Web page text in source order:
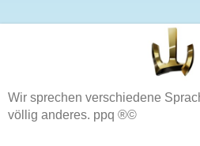
Wir sprechen verschiedene
völlig anderes. ppq ®©